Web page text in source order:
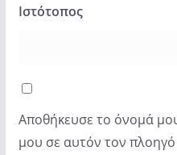
Ιστότοπος
Αποθήκευσε το όνομά
μου σε αυτόν τον